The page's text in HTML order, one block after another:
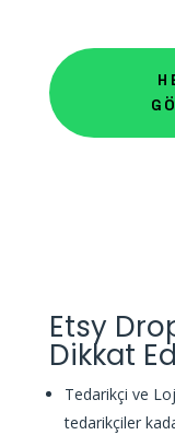
Etsy
Dikkat
Tedarikçi ve
tedarikçiler